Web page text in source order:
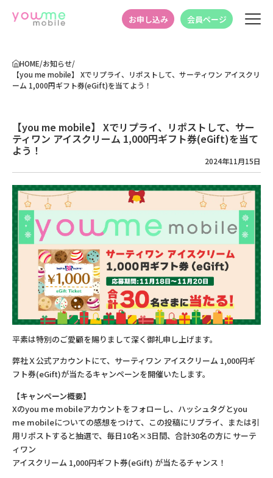
お申し込み 会員ページ
HOME/お知らせ/
【you me mobile】 Xでリプライ、リポストして、サーティワン アイスクリ
ーム 1,000円ギフト券(eGift)を当てよう！
【you me mobile】 Xでリプライ、リポストして、サー
ティワン アイスクリーム 1,000円ギフト券(eGift)を当て
よう！
2024年11月15日
平素は特別のご愛顧を賜りまして深く御礼申し上げます。
弊社Ｘ公式アカウントにて、サーティワン アイスクリーム 1,000円ギ
フト券(eGift)が当たるキャンペーンを開催いたします。
【キャンペーン概要】
Xのyou me mobileアカウントをフォローし、ハッシュタグとyou
me mobileについての感想をつけて、この投稿にリプライ、または引
用リポストすると抽選で、毎日10名×3日間、合計30名の方に サーテ
ィワン
アイスクリーム 1,000円ギフト券(eGift) が当たるチャンス！